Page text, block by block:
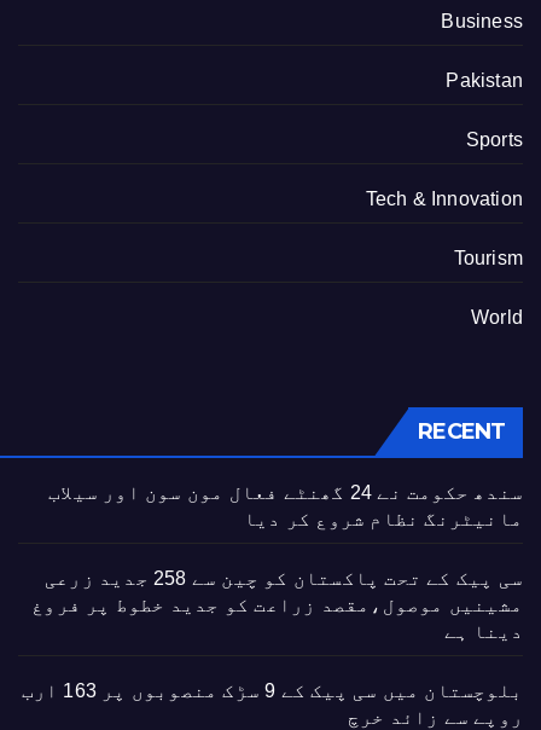
Business
Pakistan
Sports
Tech & Innovation
Tourism
World
RECENT
سندھ حکومت نے 24 گھنٹے فعال مون سون اور سیلاب
مانیٹرنگ نظام شروع کر دیا
سی پیک کے تحت پاکستان کو چین سے 258 جدید زرعی
مشینیں موصول،مقصد زراعت کو جدید خطوط پر فروغ
دینا ہے
بلوچستان میں سی پیک کے 9 سڑک منصوبوں پر 163 ارب
روپے سے زائد خرچ